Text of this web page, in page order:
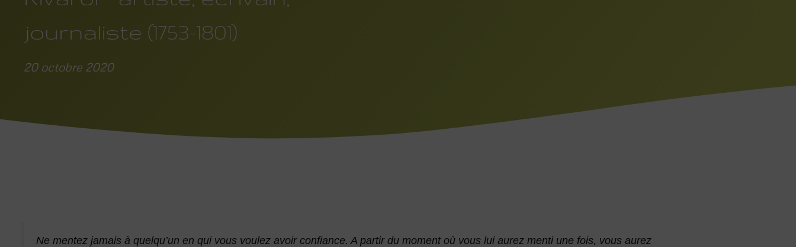
journaliste (1753-1801)
20 octobre 2020
Ne mentez jamais à quelqu’un en qui vous voulez avoir confiance. A partir du moment où vous lui aurez menti une fois, vous aurez